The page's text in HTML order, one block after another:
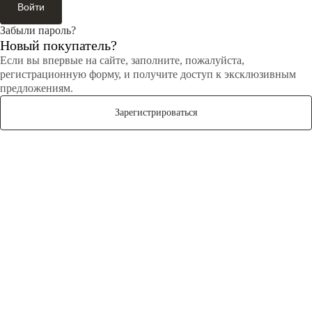
Войти
Забыли пароль?
Новый покупатель?
Если вы впервые на сайте, заполните, пожалуйста,
регистрационную форму, и получите доступ к эксклюзивным
предложениям.
Зарегистрироваться